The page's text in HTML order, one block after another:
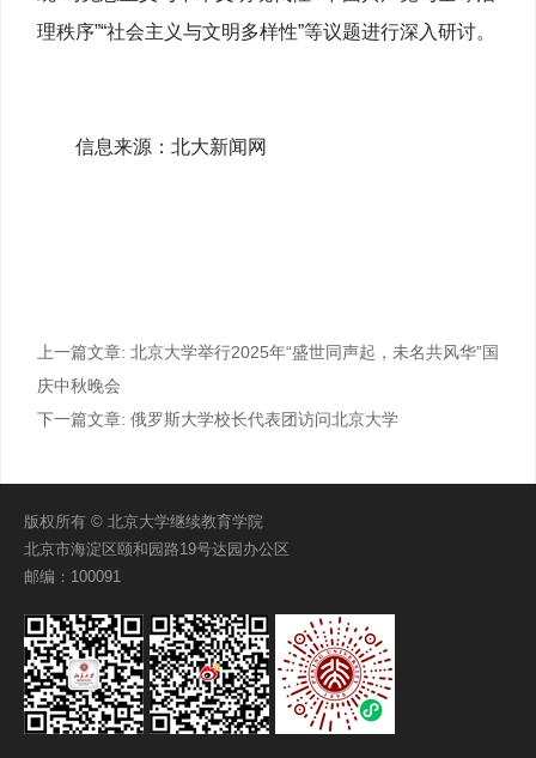
理秩序”“社会主义与文明多样性”等议题进行深入研讨。
信息来源：北大新闻网
上一篇文章: 北京大学举行2025年“盛世同声起，未名共风华”国
庆中秋晚会
下一篇文章: 俄罗斯大学校长代表团访问北京大学
版权所有 © 北京大学继续教育学院
北京市海淀区颐和园路19号达园办公区
邮编：100091